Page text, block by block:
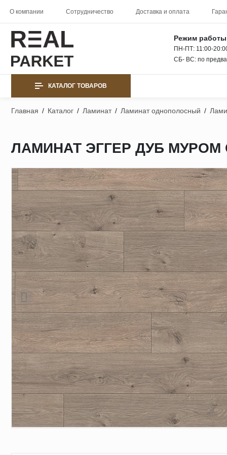
О компании Сотрудничество Доставка и оплата
Режим работы
ПН-ПТ: 11:00-
СБ- ВС: по
КАТАЛОГ ТОВАРОВ
Главная / Каталог / Ламинат / Ламинат однополосный /
ЛАМИНАТ ЭГГЕР ДУБ